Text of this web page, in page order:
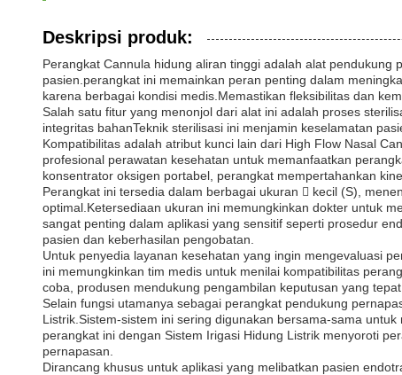
Deskripsi produk:
Perangkat Cannula hidung aliran tinggi adalah alat
pasien.perangkat ini memainkan peran penting dalam
karena berbagai kondisi medis.Memastikan fleksibilitas dan
Salah satu fitur yang menonjol dari alat ini adalah proses
integritas bahanTeknik sterilisasi ini menjamin keselamatan
Kompatibilitas adalah atribut kunci lain dari High Flow Nasal
profesional perawatan kesehatan untuk memanfaatkan
konsentrator oksigen portabel, perangkat mempertahankan
Perangkat ini tersedia dalam berbagai ukuran  kecil (S),
optimal.Ketersediaan ukuran ini memungkinkan dokter untuk
sangat penting dalam aplikasi yang sensitif seperti prosedur
pasien dan keberhasilan pengobatan.
Untuk penyedia layanan kesehatan yang ingin mengevaluasi
ini memungkinkan tim medis untuk menilai kompatibilitas
coba, produsen mendukung pengambilan keputusan yang
Selain fungsi utamanya sebagai perangkat pendukung
Listrik.Sistem-sistem ini sering digunakan bersama-sama
perangkat ini dengan Sistem Irigasi Hidung Listrik menyoroti
pernapasan.
Dirancang khusus untuk aplikasi yang melibatkan pasien